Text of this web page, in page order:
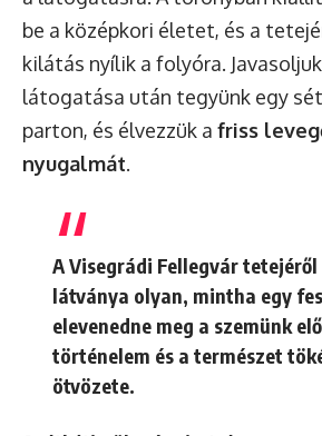
be a középkori életet, és a
kilátás nyílik a folyóra.
látogatása után tegyünk egy
parton, és élvezzük a friss
nyugalmát.
A Visegrádi Fellegvár
látványa olyan, mintha egy
elevenedne meg a szemünk
történelem és a természet
ötvözete.